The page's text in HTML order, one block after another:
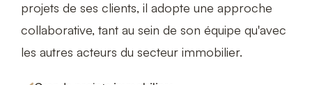
projets de ses clients, il adopte une approche
collaborative, tant au sein de son équipe qu'avec
les autres acteurs du secteur immobilier.